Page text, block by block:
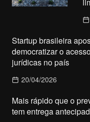
Startup brasileira
democratizar o
jurídicas no país
20/04/2026
Mais rápido que o
tem entrega